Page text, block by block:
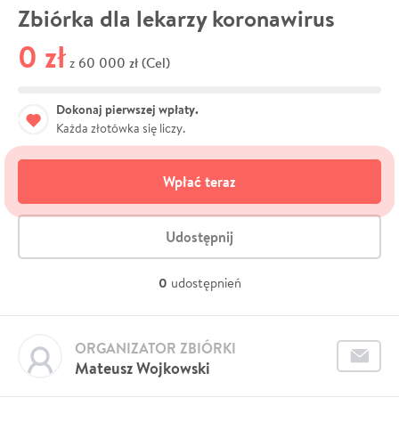
Zbiórka dla lekarzy koronawirus
0 zł z 60 000 zł (Cel)
Dokonaj pierwszej wpłaty.
Każda złotówka się liczy.
Wpłać teraz
Udostępnij
0 udostępnień
Mateusz Wojkowski
ORGANIZATOR ZBIÓRKI